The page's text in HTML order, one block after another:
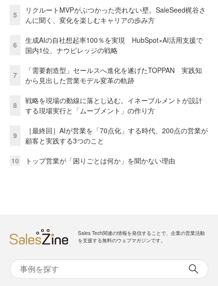
5
リクルートMVPがぶつかった売れない壁。SaleSeed梶谷さ
んに聞く、変化を楽しむキャリアの歩み方
6
生成AIの自社想起率100％を実現 HubSpot×AI活用支援で
国内1位、ナウビレッジの戦略
7
「需要創造型」セールスへ進化を遂げたTOPPAN 実践知
から見出した営業モデル変革の軌跡
8
戦略を現場の動線に落とし込む。イネーブルメントが設計
する現場実行と「ムーブメント」の作り方
9
［最終回］AIが営業を「70点化」する時代、200点の営業が
顧客と実践する3つのこと
10 トップ営業が「困りごとは何か」を聞かない理由
Sales Tech関連の情報を発信することで、企業の営業活動
を支援する無料のウェブマガジンです。